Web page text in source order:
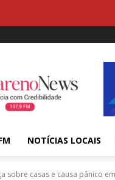
NOTÍCIAS LOCAIS
sobre casas e causa pânico